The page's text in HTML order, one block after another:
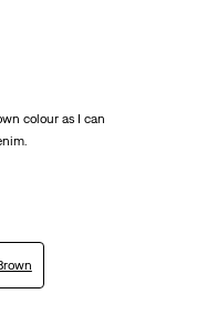
colour as I can